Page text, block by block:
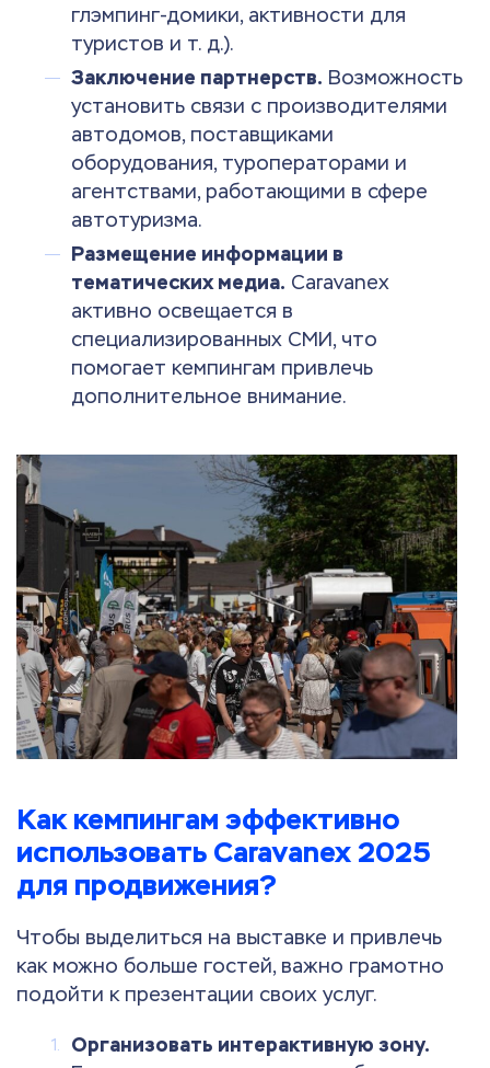
глэмпинг-домики, активности для
туристов и т. д.).
Заключение партнерств. Возможность
установить связи с производителями
автодомов, поставщиками
оборудования, туроператорами и
агентствами, работающими в сфере
автотуризма.
Размещение информации в
тематических медиа. Caravanex
активно освещается в
специализированных СМИ, что
помогает кемпингам привлечь
дополнительное внимание.
Как кемпингам эффективно
использовать Caravanex 2025
для продвижения?
Чтобы выделиться на выставке и привлечь
как можно больше гостей, важно грамотно
подойти к презентации своих услуг.
Организовать интерактивную зону.